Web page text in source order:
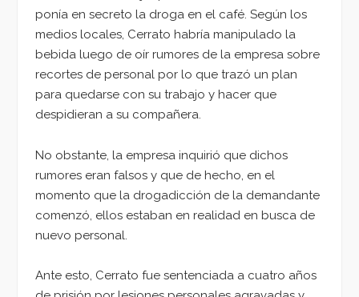
ponía en secreto la droga en el café. Según los
medios locales, Cerrato habría manipulado la
bebida luego de oír rumores de la empresa sobre
recortes de personal por lo que trazó un plan
para quedarse con su trabajo y hacer que
despidieran a su compañera.
No obstante, la empresa inquirió que dichos
rumores eran falsos y que de hecho, en el
momento que la drogadicción de la demandante
comenzó, ellos estaban en realidad en busca de
nuevo personal.
Ante esto, Cerrato fue sentenciada a cuatro años